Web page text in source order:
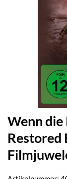
Wenn die
Restored